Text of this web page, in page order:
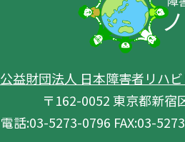
公益財団法人 日本障害者リハ
〒162-0052 東京都新宿
電話:03-5273-0796 FAX:03-